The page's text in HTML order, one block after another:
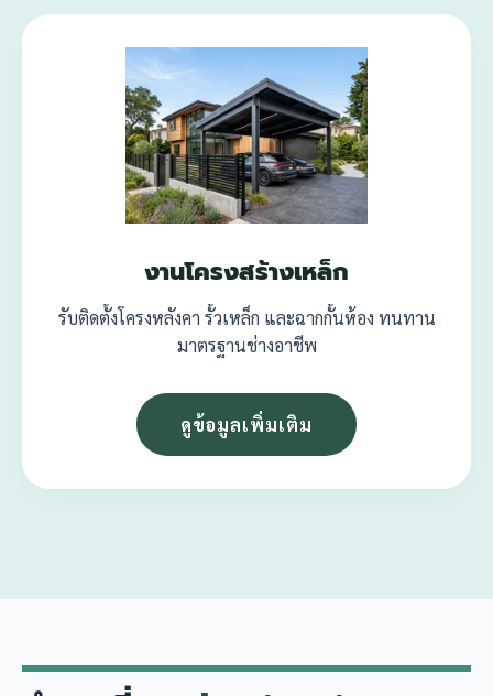
งานโครงสร้างเหล็ก
รับติดตั้งโครงหลังคา รั้วเหล็ก และฉากกั้นห้อง ทนทาน
มาตรฐานช่างอาชีพ
ดูข้อมูลเพิ่มเติม